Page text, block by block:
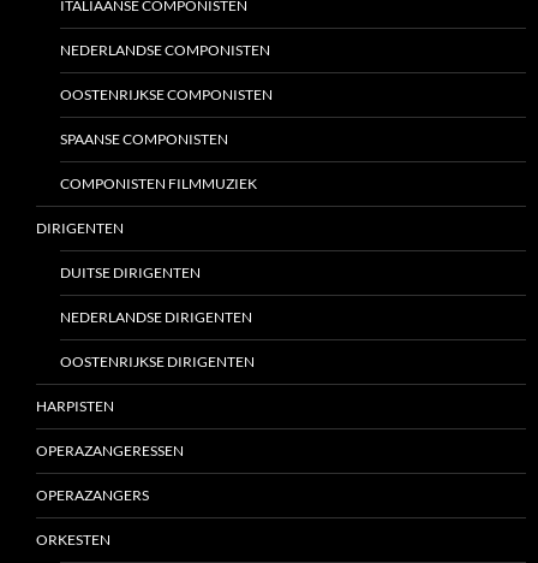
ITALIAANSE COMPONISTEN
NEDERLANDSE COMPONISTEN
OOSTENRIJKSE COMPONISTEN
SPAANSE COMPONISTEN
COMPONISTEN FILMMUZIEK
DIRIGENTEN
DUITSE DIRIGENTEN
NEDERLANDSE DIRIGENTEN
OOSTENRIJKSE DIRIGENTEN
HARPISTEN
OPERAZANGERESSEN
OPERAZANGERS
ORKESTEN